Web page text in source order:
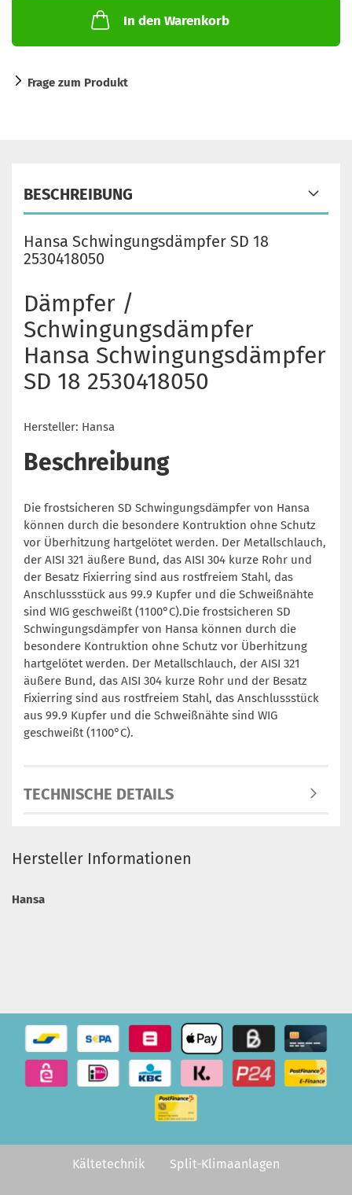
In den Warenkorb
Frage zum Produkt
BESCHREIBUNG
Hansa Schwingungsdämpfer SD 18
2530418050
Dämpfer /
Schwingungsdämpfer
Hansa Schwingungsdämpfer
SD 18 2530418050
Hersteller: Hansa
Beschreibung
Die frostsicheren SD Schwingungsdämpfer von Hansa
können durch die besondere Kontruktion ohne Schutz
vor Überhitzung hartgelötet werden. Der Metallschlauch,
der AISI 321 äußere Bund, das AISI 304 kurze Rohr und
der Besatz Fixierring sind aus rostfreiem Stahl, das
Anschlussstück aus 99.9 Kupfer und die Schweißnähte
sind WIG geschweißt (1100°C).Die frostsicheren SD
Schwingungsdämpfer von Hansa können durch die
besondere Kontruktion ohne Schutz vor Überhitzung
hartgelötet werden. Der Metallschlauch, der AISI 321
äußere Bund, das AISI 304 kurze Rohr und der Besatz
Fixierring sind aus rostfreiem Stahl, das Anschlussstück
aus 99.9 Kupfer und die Schweißnähte sind WIG
geschweißt (1100°C).
TECHNISCHE DETAILS
Hersteller Informationen
Hansa
Kältetechnik Split-Klimaanlagen